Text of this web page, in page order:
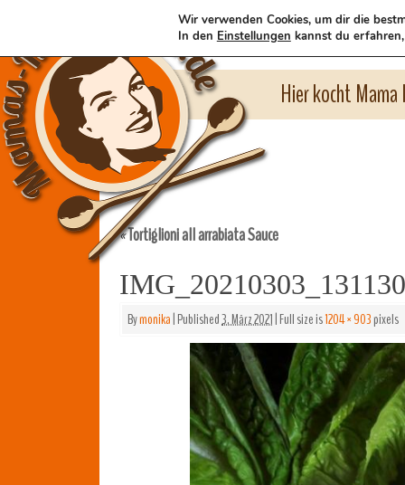
Hier kocht
«Tortiglioni all arrabiata Sauce
IMG_20210303_131130
Bymonika|Published3. März 2021|Full size is1204 × 903pixels
Wir verwenden Cookies, um dir die
In den Einstellungen kannst du